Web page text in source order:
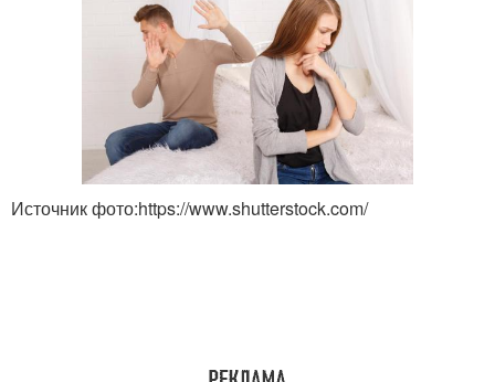
Источник фото:https://www.shutterstock.com/